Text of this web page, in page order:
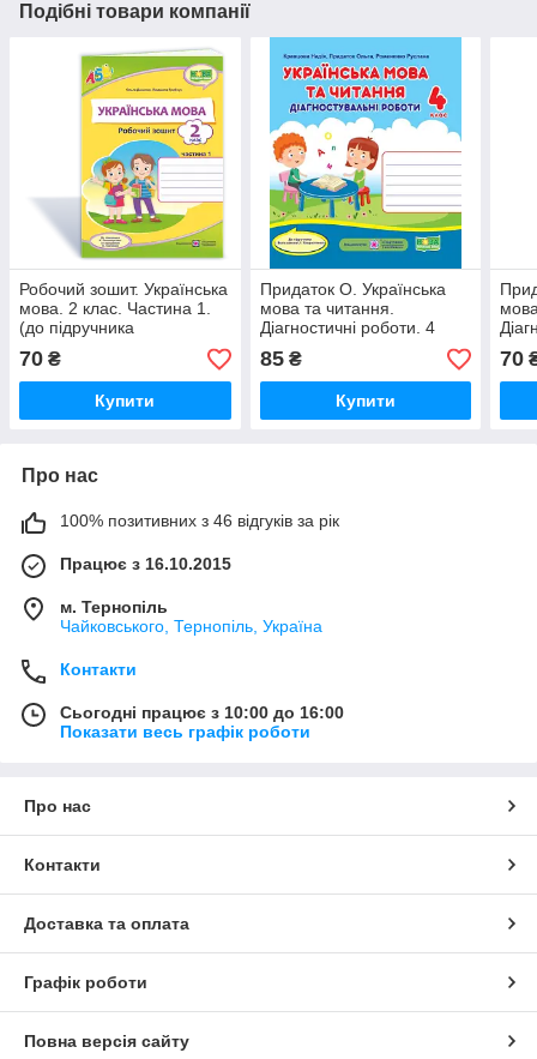
Подібні товари компанії
Робочий зошит. Українська
мова. 2 клас. Частина 1.
(до підручника
Пономарьової К.). НУШ.
70 ₴
Купити
Придаток О. Українська
мова та читання.
Діагностичні роботи. 4
Большакова І.) НУШ
85₴
Купити
70
Про нас
100% позитивних з 46 відгуків за рік
Працює з 16.10.2015
м. Тернопіль
Чайковського, Тернопіль, Україна
Контакти
Сьогодні працює з 10:00 до 16:00
Показати весь графік роботи
Про нас
Контакти
Доставка та оплата
Графік роботи
Повна версія сайту